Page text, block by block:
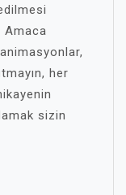
Amaca
her
sizin